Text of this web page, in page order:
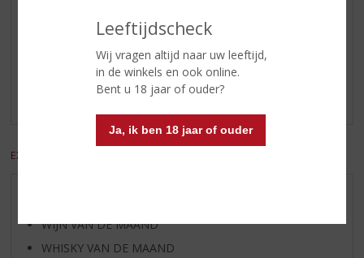
Leeftijdscheck
Wij vragen altijd naar uw leeftijd,
in de winkels en ook online.
Bent u 18 jaar of ouder?
Ja, ik ben 18 jaar of ouder
Reviews
Schrijf een review
Er zijn nog geen reviews geplaatst voor dit product
EXCL. BTW
WIJN VAN DE MAAND
WHISKY VAN DE MAAND